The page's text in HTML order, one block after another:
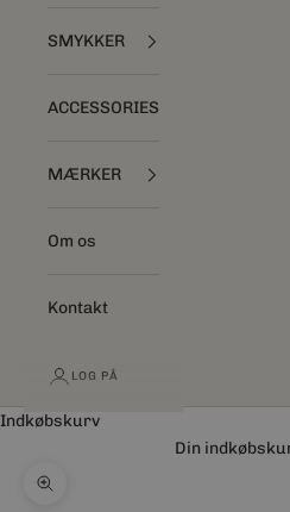
SMYKKER
ACCESSORIES
MÆRKER
Om os
Kontakt
LOG PÅ
Indkøbskurv
Din
Zoom